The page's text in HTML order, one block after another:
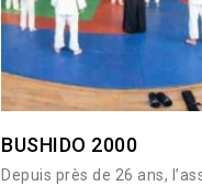
BUSHIDO 2000
Depuis près de 26 ans,